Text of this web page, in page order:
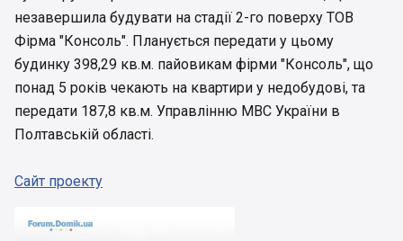
незавершила будувати на стадії 2-го поверху ТОВ
Фірма "Консоль". Планується передати у цьому
будинку 398,29 кв.м. пайовикам фірми "Консоль", що
понад 5 років чекають на квартири у недобудові, та
передати 187,8 кв.м. Управлінню МВС України в
Полтавській області.
Сайт проекту